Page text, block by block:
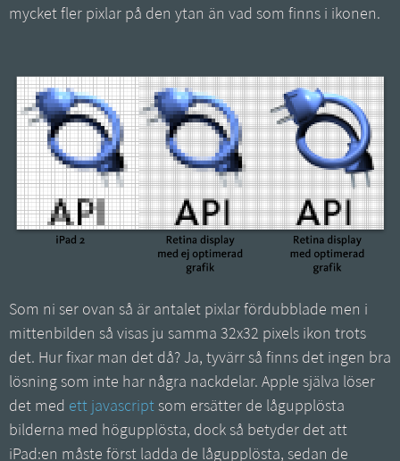
mycket fler pixlar på den ytan än vad som finns i ikonen.
Som ni ser ovan så är antalet pixlar fördubblade men i
mittenbilden så visas ju samma 32x32 pixels ikon trots
det. Hur fixar man det då? Ja, tyvärr så finns det ingen bra
lösning som inte har några nackdelar. Apple själva löser
det med ett javascript som ersätter de lågupplösta
bilderna med högupplösta, dock så betyder det att
iPad:en måste först ladda de lågupplösta, sedan de